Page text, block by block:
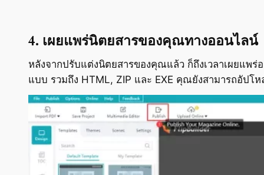
4. เผยแพร่นิตยสารของคุณทางออนไลน์
หลังจากปรับแต่งนิตยสารของคุณแล้ว ก็ถึงเวลาเผยแพ
แบบ รวมถึง HTML, ZIP และ EXE คุณยังสามารถอัป